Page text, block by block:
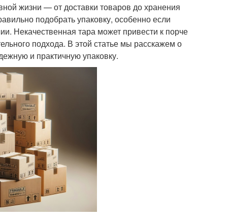
жизни — от доставки товаров до хранения
подобрать упаковку, особенно если
Некачественная тара может привести к порче
подхода. В этой статье мы расскажем о
и практичную упаковку.